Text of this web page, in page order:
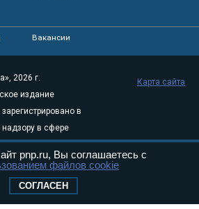
Вакансии
2026 г.
издание
в
в сфере
и
(Роскомнадзор) 05
Эл № ФС77-
Карта сайта
pnp.ru, Вы соглашаетесь с
файлов cookie
СОГЛАСЕН